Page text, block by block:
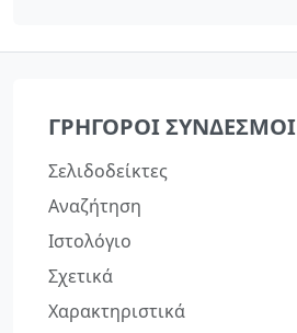
ΓΡΉΓΟΡΟΙ ΣΎΝΔΕΣΜΟΙ
Σελιδοδείκτες
Αναζήτηση
Ιστολόγιο
Σχετικά
Χαρακτηριστικά